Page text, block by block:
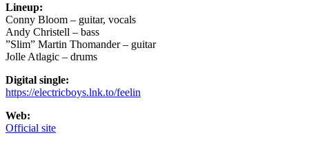
Lineup:
Conny Bloom – guitar, vocals
Andy Christell – bass
”Slim” Martin Thomander – guitar
Jolle Atlagic – drums
Digital single:
https://electricboys.lnk.to/feelin
Web:
Official site